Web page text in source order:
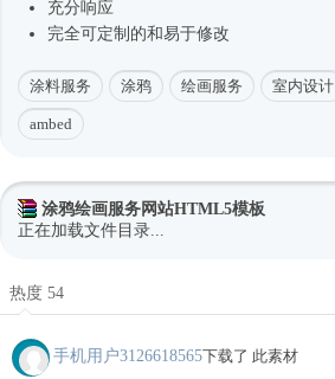
充分响应
完全可定制的和易于修改
涂料服务 涂鸦 绘画服务 室内设计
ambed
涂鸦绘画服务网站HTML5模板
正在加载文件目录...
热度 54
手机用户3126618565下载了 此素材